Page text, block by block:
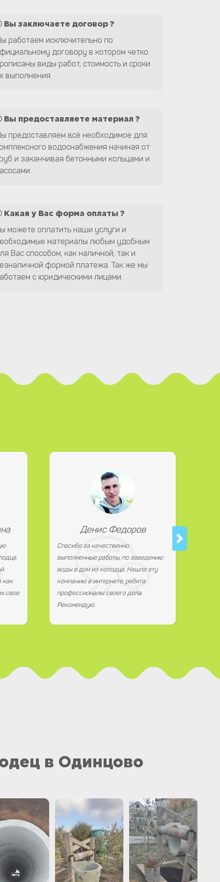
Вы заключаете договор ?
работаем исключительно по
договору в котором четко
виды работ, стоимость и сроки
выполнения.
Вы предоставляете материал ?
предоставляем всё необходимое для
водоснабжения начиная от
и заканчивая бетонными кольцами и
Какая у Вас форма оплаты ?
можете оплатить наши услуги и
материалы любым удобным
Вас способом, как наличной, так и
формой платежа. Так же мы
с юридическими лицами.
как
свое
Денис Федоров
Спасибо за качественно
выполненные работы, по заведению
воды в дом из колодца. Нашла эту
компанию в интернете, ребята
профессионалы своего дела.
Рекомендую.
в Одинцово